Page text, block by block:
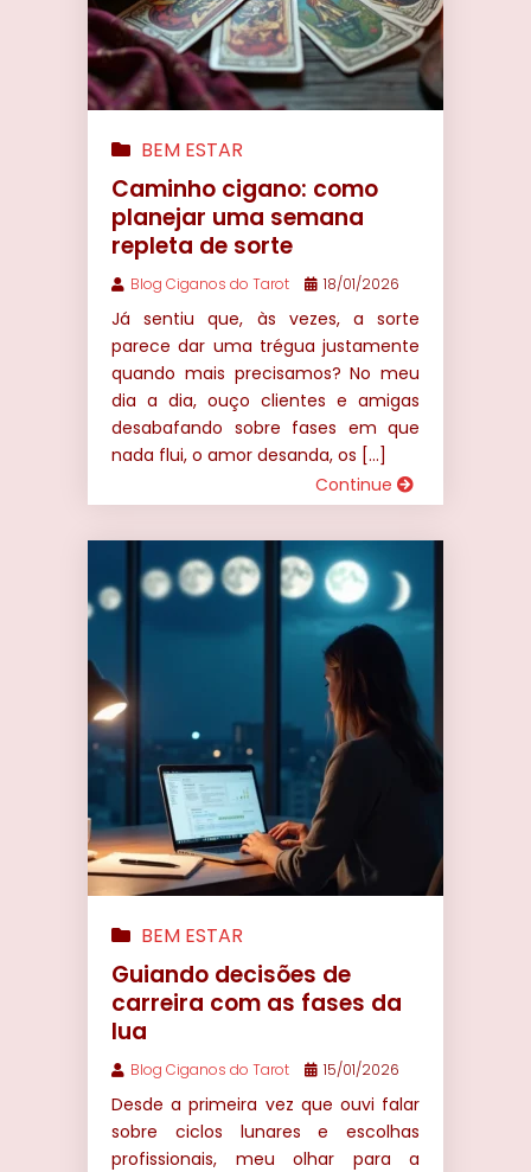
BEM ESTAR
Caminho cigano: como
planejar uma semana
repleta de sorte
Blog Ciganos do Tarot 18/01/2026
Já sentiu que, às vezes, a sorte
parece dar uma trégua justamente
quando mais precisamos? No meu
dia a dia, ouço clientes e amigas
desabafando sobre fases em que
nada flui, o amor desanda, os […]
Continue
BEM ESTAR
Guiando decisões de
carreira com as fases da
lua
Blog Ciganos do Tarot 15/01/2026
Desde a primeira vez que ouvi falar
sobre ciclos lunares e escolhas
profissionais, meu olhar para a